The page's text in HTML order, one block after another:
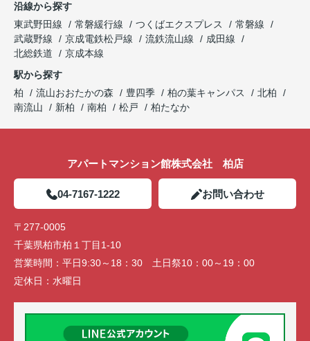
沿線から探す
東武野田線
常磐緩行線 つくばエクスプレス
常磐線
武蔵野線
京成電鉄松戸線 流鉄流山線
成田線
北総鉄道
京成本線
駅から探す
柏
流山おおたかの森 豊四季 柏の葉キャンパス
北柏
南流山
新柏 南柏 松戸 柏たなか
アパートマンション館株式会社 柏店
04-7167-1222 お問い合わせ
〒277-0005
千葉県柏市柏１丁目1-10
営業時間： 平日9:30～18：30 土日祭10：00～19：00
定休日： 水曜日